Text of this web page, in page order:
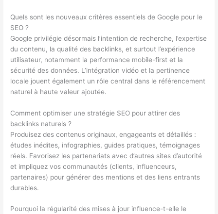
Quels sont les nouveaux critères essentiels de Google pour le
SEO ?
Google privilégie désormais l’intention de recherche, l’expertise
du contenu, la qualité des backlinks, et surtout l’expérience
utilisateur, notamment la performance mobile-first et la
sécurité des données. L’intégration vidéo et la pertinence
locale jouent également un rôle central dans le référencement
naturel à haute valeur ajoutée.
Comment optimiser une stratégie SEO pour attirer des
backlinks naturels ?
Produisez des contenus originaux, engageants et détaillés :
études inédites, infographies, guides pratiques, témoignages
réels. Favorisez les partenariats avec d’autres sites d’autorité
et impliquez vos communautés (clients, influenceurs,
partenaires) pour générer des mentions et des liens entrants
durables.
Pourquoi la régularité des mises à jour influence-t-elle le